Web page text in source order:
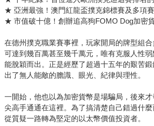
★ 亞洲最強！澳門紅龍盃撲克錦標賽及多項
★ 市值破十億！創辦追高狗FOMO Dog加密
在德州撲克職業賽事裡，玩家開局的牌型組
可達到幾百萬甚至幾千萬元，唯有克服人性
能脫穎而出。正是經歷了超過十五年的艱苦
出了無人能敵的膽識、眼光、紀律與理性。
一開始，他也以為加密貨幣是場騙局，後來
尖高手通通在這裡。為了搞清楚自己錯過什
從質疑一路轉為堅定的以太幣價值投資者。